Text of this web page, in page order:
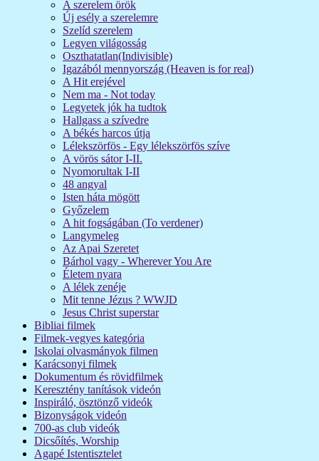
A szerelem örök
Új esély a szerelemre
Szelíd szerelem
Legyen világosság
Oszthatatlan(Indivisible)
Igazából mennyország (Heaven is for real)
A Hit erejével
Nem ma - Not today
Legyetek jók ha tudtok
Hallgass a szívedre
A békés harcos útja
Lélekszörfös - Egy lélekszörfös szíve
A vörös sátor I-II.
Nyomorultak I-II
48 angyal
Isten háta mögött
Győzelem
A hit fogságában (To verdener)
Langymeleg
Az Apai Szeretet
Bárhol vagy - Wherever You Are
Életem nyara
A lélek zenéje
Mit tenne Jézus ? WWJD
Jesus Christ superstar
Bibliai filmek
Filmek-vegyes kategória
Iskolai olvasmányok filmen
Karácsonyi filmek
Dokumentum és rövidfilmek
Keresztény tanítások videón
Inspiráló, ösztönző videók
Bizonyságok videón
700-as club videók
Dicsőítés, Worship
Agapé Istentisztelet